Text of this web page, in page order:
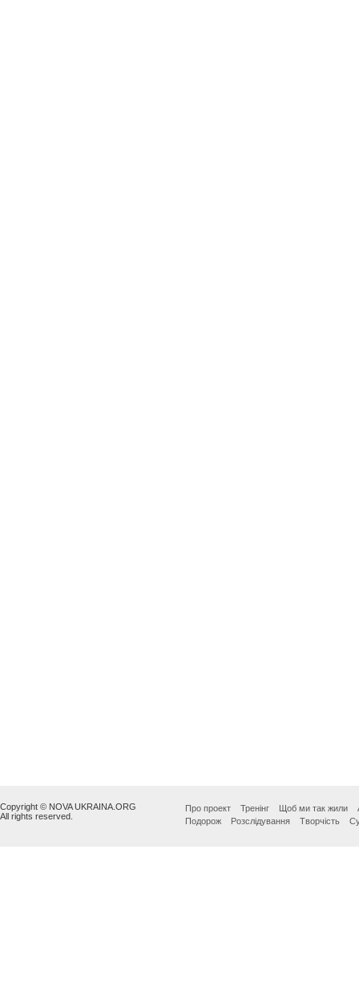
Copyright © NOVA UKRAINA.ORG
All rights reserved.
Про проект Тренінг Щоб ми так жили
Подорож
Розслідування Творчість